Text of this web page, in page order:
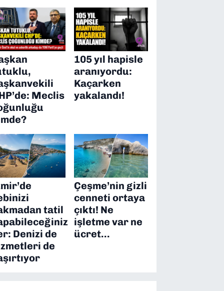
Meclis
105 yıl hapisle
aranıyordu:
Kaçarken
yakalandı!
tatil
Denizi de
de
Çeşme’nin gizli
cenneti ortaya
çıktı! Ne
işletme var ne
ücret…